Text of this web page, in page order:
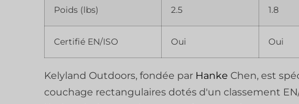
Poids (lbs) 2.5 1.8
Certifié EN/ISO Oui Oui
Kelyland Outdoors, fondée par Hanke Chen, est
couchage rectangulaires dotés d'un classement